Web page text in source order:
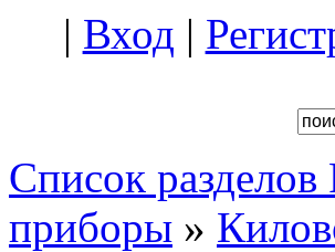
| Вход |
Список
приборы »